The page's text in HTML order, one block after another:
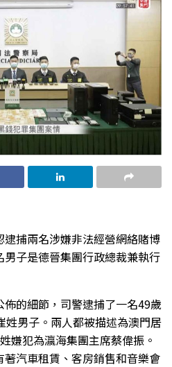
捕兩名涉嫌非法經營網絡賭博
子是德晉集團行政總裁兼執行
的細節，司警逮捕了一名49歲
姓男子。兩人都被描述為澳門居
嫌犯為瀛海集團主席蔡偉振。
汽車租賃、客房銷售和音樂會